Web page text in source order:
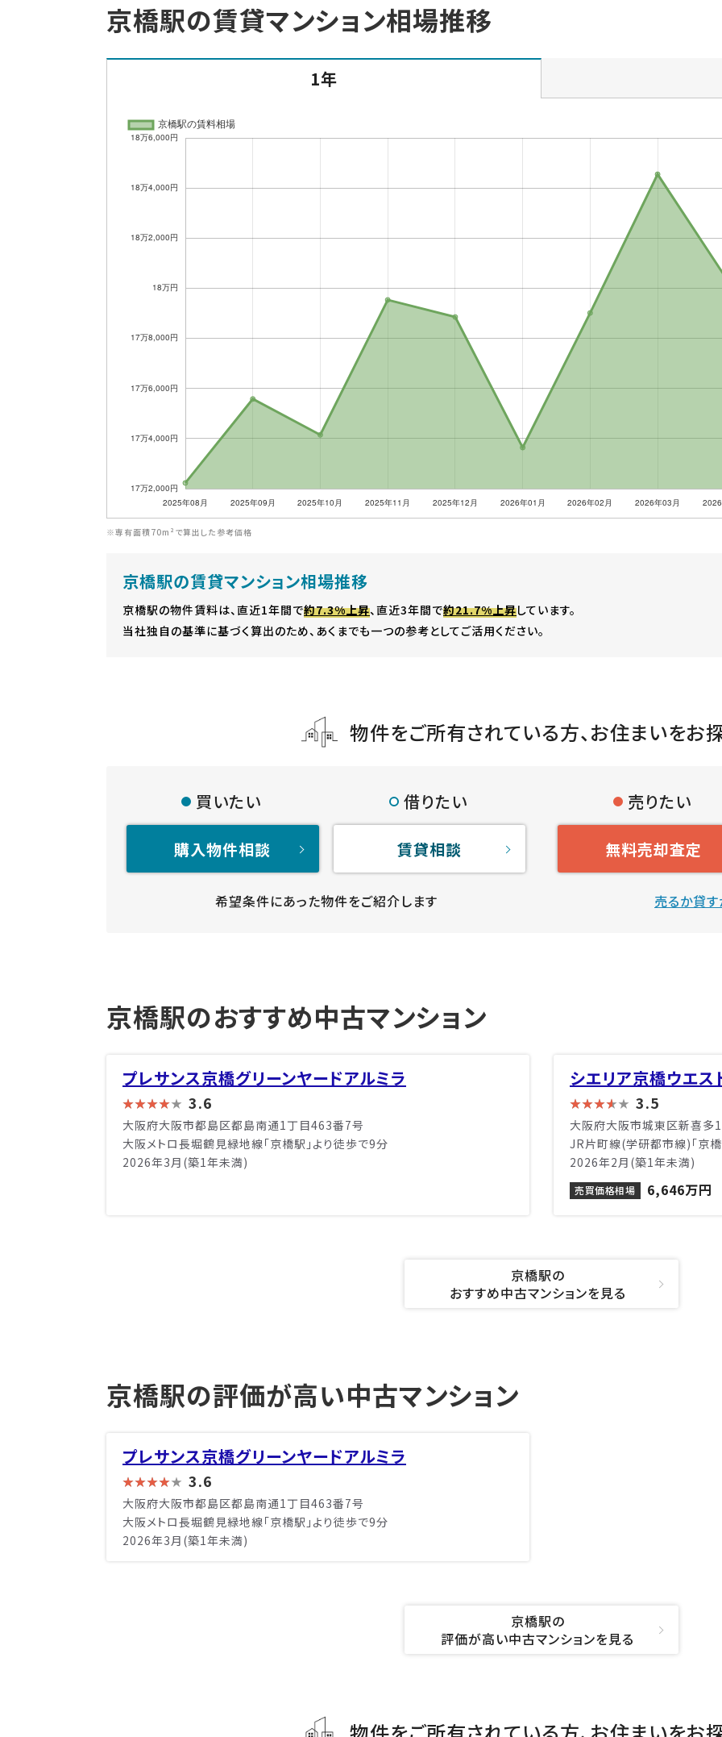
京橋駅の賃貸マンション相場推移
1年
※専有面積70m²で算出した参考価格
京橋駅の賃貸マンション相場推移
京橋駅の物件賃料は、直近1年間で約7.3%上昇、直近3年間で約21.7%上昇しています。
当社独自の基準に基づく算出のため、あくまでも一つの参考としてご活用ください。
物件をご所有されている方、お住まいをお
買いたい
購入物件相談
借りたい
賃貸相談
希望条件にあった物件をご紹介します
売りたい
無料売却査定
売るか貸
京橋駅のおすすめ中古マンション
プレサンス京橋グリーンヤードアルミラ
3.6
大阪府大阪市都島区都島南通1丁目463番7号
大阪メトロ長堀鶴見緑地線「京橋駅」より徒歩で9分
2026年3月(築1年未満)
シエリア京橋ウエス
3.5
大阪府大阪市城東区新喜多
JR片町線(学研都市線)「京
2026年2月(築1年未満)
売買価格相場 6,646万円
京橋駅の
おすすめ中古マンションを見る
京橋駅の評価が高い中古マンション
プレサンス京橋グリーンヤードアルミラ
3.6
大阪府大阪市都島区都島南通1丁目463番7号
大阪メトロ長堀鶴見緑地線「京橋駅」より徒歩で9分
2026年3月(築1年未満)
京橋駅の
評価が高い中古マンションを見る